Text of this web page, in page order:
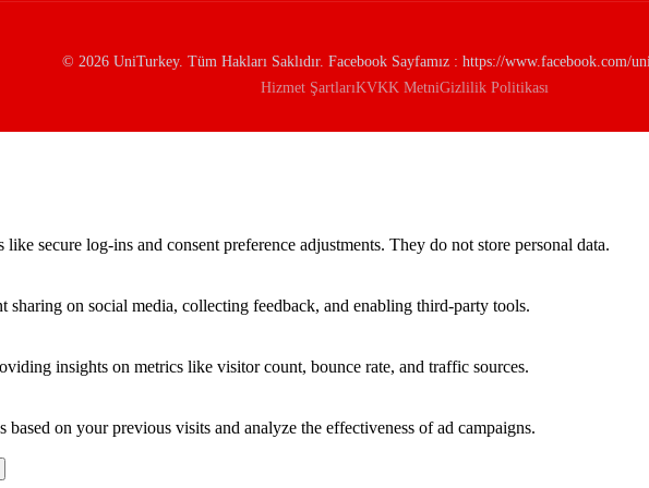
© 2026 UniTurkey. Tüm Hakları Saklıdır. Facebook Sayfamız : https://www.facebook.com/
Hizmet ŞartlarıKVKK MetniGizlilik Politikası
like secure log-ins and consent preference adjustments. They do not store personal data.
sharing on social media, collecting feedback, and enabling third-party tools.
insights on metrics like visitor count, bounce rate, and traffic sources.
on your previous visits and analyze the effectiveness of ad campaigns.